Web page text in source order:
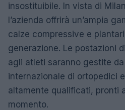
insostituibile. In vista di
l’azienda offrirà un’ampia
calze compressive e
generazione. Le postazioni
agli atleti saranno gestite
internazionale di ortopedici
altamente qualificati, pronti
momento.